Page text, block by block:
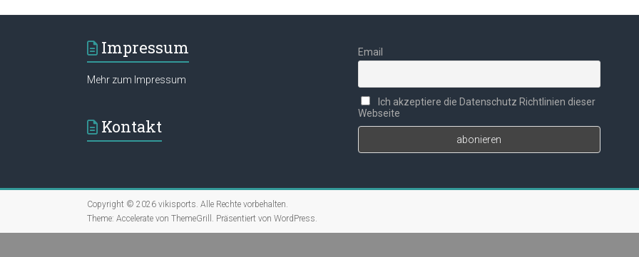
Impressum
Mehr zum Impressum
Kontakt
Email
Ich akzeptiere die Datenschutz Richtlinien dieser
Webseite
Copyright © 2026 vikisports. Alle Rechte vorbehalten.
Theme: Accelerate von ThemeGrill. Präsentiert von WordPress.